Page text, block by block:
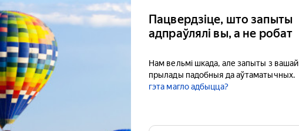
Пацвердзіце, што запыты
адпраўлялі вы, а не робат
Нам вельмі шкада, але запыты з вашай
прылады падобныя да аўтаматычных.
гэта магло адбыцца?